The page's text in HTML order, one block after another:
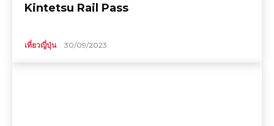
Kintetsu Rail Pass
เที่ยวญี่ปุ่น 30/09/2023